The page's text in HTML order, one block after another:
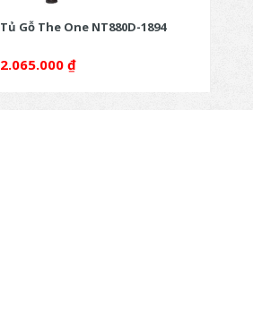
Tủ Gỗ The One NT880D-1894
2.065.000 ₫